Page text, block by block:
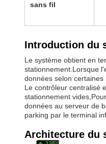
sans fil
Introduction du
Le système obtient en
stationnement.Lorsque
données selon
Le contrôleur centralisé
stationnement
données au serveur de
parking par le terminal
Architecture du